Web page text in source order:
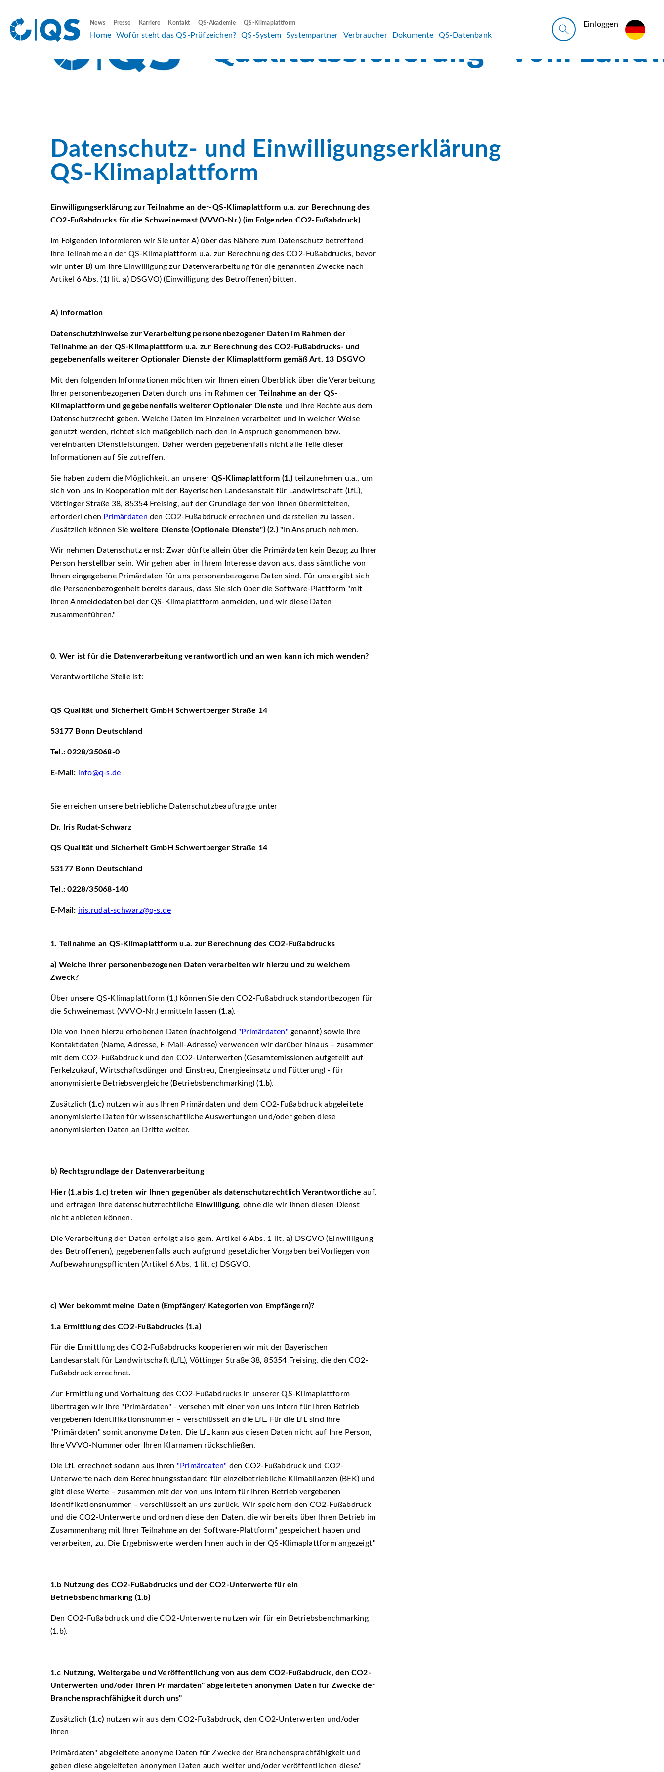
News Presse Karriere Kontakt QS-Akademie QS-Klimaplattform
Home Wofür steht das QS-Prüfzeichen? QS-System Systempartner Verbraucher Dokumente QS-Datenbank
Ein­log­gen
Datenschutz- und Einwilligungserklärung
QS-Klimaplattform
Einwilligungserklärung zur Teilnahme an der-QS-Klimaplattform u.a. zur Berechnung des
CO2-Fußabdrucks für die Schweinemast (VVVO-Nr.) (im Folgenden CO2-Fußabdruck)
Im Folgenden informieren wir Sie unter A) über das Nähere zum Datenschutz betreffend
Ihre Teilnahme an der QS-Klimaplattform u.a. zur Berechnung des CO2-Fußabdrucks, bevor
wir unter B) um Ihre Einwilligung zur Datenverarbeitung für die genannten Zwecke nach
Artikel 6 Abs. (1) lit. a) DSGVO) (Einwilligung des Betroffenen) bitten.
A) Information
Datenschutzhinweise zur Verarbeitung personenbezogener Daten im Rahmen der
Teilnahme an der QS-Klimaplattform u.a. zur Berechnung des CO2-Fußabdrucks- und
gegebenenfalls weiterer Optionaler Dienste der Klimaplattform gemäß Art. 13 DSGVO
Mit den folgenden Informationen möchten wir Ihnen einen Überblick über die Verarbeitung
Ihrer personenbezogenen Daten durch uns im Rahmen der Teilnahme an der QS-
Klimaplattform und gegebenenfalls weiterer Optionaler Dienste und Ihre Rechte aus dem
Datenschutzrecht geben. Welche Daten im Einzelnen verarbeitet und in welcher Weise
genutzt werden, richtet sich maßgeblich nach den in Anspruch genommenen bzw.
vereinbarten Dienstleistungen. Daher werden gegebenenfalls nicht alle Teile dieser
Informationen auf Sie zutreffen.
Sie haben zudem die Möglichkeit, an unserer QS-Klimaplattform (1.) teilzunehmen u.a., um
sich von uns in Kooperation mit der Bayerischen Landesanstalt für Landwirtschaft (LfL),
Vöttinger Straße 38, 85354 Freising, auf der Grundlage der von Ihnen übermittelten,
erforderlichen Primärdaten den CO2-Fußabdruck errechnen und darstellen zu lassen.
Zusätzlich können Sie weitere Dienste (Optionale Dienste ) (2.) in Anspruch nehmen.
Wir nehmen Datenschutz ernst: Zwar dürfte allein über die Primärdaten kein Bezug zu Ihrer
Person herstellbar sein. Wir gehen aber in Ihrem Interesse davon aus, dass sämtliche von
Ihnen eingegebene Primärdaten für uns personenbezogene Daten sind. Für uns ergibt sich
die Personenbezogenheit bereits daraus, dass Sie sich über die Software-Plattform
mit
Ihren Anmeldedaten bei der QS-Klimaplattform anmelden, und wir diese Daten
zusammenführen.
0. Wer ist für die Datenverarbeitung verantwortlich und an wen kann ich mich wenden?
Verantwortliche Stelle ist:
QS Qualität und Sicherheit GmbH Schwertberger Straße 14
53177 Bonn Deutschland
Tel.: 0228/35068-0
E-Mail: info@q-s.de
Sie erreichen unsere betriebliche Datenschutzbeauftragte unter
Dr. Iris Rudat-Schwarz
QS Qualität und Sicherheit GmbH Schwertberger Straße 14
53177 Bonn Deutschland
Tel.: 0228/35068-140
E-Mail: iris.rudat-schwarz@q-s.de
1. Teilnahme an QS-Klimaplattform u.a. zur Berechnung des CO2-Fußabdrucks
a) Welche Ihrer personenbezogenen Daten verarbeiten wir hierzu und zu welchem
Zweck?
Über unsere QS-Klimaplattform (1.) können Sie den CO2-Fußabdruck standortbezogen für
die Schweinemast (VVVO-Nr.) ermitteln lassen (1.a).
Die von Ihnen hierzu erhobenen Daten (nachfolgend "Primärdaten" genannt) sowie Ihre
Kontaktdaten (Name, Adresse, E-Mail-Adresse) verwenden wir darüber hinaus – zusammen
mit dem CO2-Fußabdruck und den CO2-Unterwerten (Gesamtemissionen aufgeteilt auf
Ferkelzukauf, Wirtschaftsdünger und Einstreu, Energieeinsatz und Fütterung) - für
anonymisierte Betriebsvergleiche (Betriebsbenchmarking) (1.b).
Zusätzlich(1.c) nutzen wir aus Ihren Primärdaten und dem CO2-Fußabdruck abgeleitete
anonymisierte Daten für wissenschaftliche Auswertungen und/oder geben diese
anonymisierten Daten an Dritte weiter.
b) Rechtsgrundlage der Datenverarbeitung
Hier (1.a bis 1.c) treten wir Ihnen gegenüber als datenschutzrechtlich Verantwortlicheauf.
und erfragen Ihre datenschutzrechtliche Einwilligung, ohne die wir Ihnen diesen Dienst
nicht anbieten können.
Die Verarbeitung der Daten erfolgt also gem. Artikel 6 Abs. 1 lit. a) DSGVO (Einwilligung
des Betroffenen), gegebenenfalls auch aufgrund gesetzlicher Vorgaben bei Vorliegen von
Aufbewahrungspflichten (Artikel 6 Abs. 1 lit. c) DSGVO.
c) Wer bekommt meine Daten (Empfänger/ Kategorien von Empfängern)?
1.a Ermittlung des CO2-Fußabdrucks (1.a)
Für die Ermittlung des CO2-Fußabdrucks kooperieren wir mit der Bayerischen
Landesanstalt für Landwirtschaft (LfL), Vöttinger Straße 38, 85354 Freising, die den CO2-
Fußabdruck errechnet.
Zur Ermittlung und Vorhaltung des CO2-Fußabdrucks in unserer QS-Klimaplattform
übertragen wir Ihre
Primärdaten
- versehen mit einer von uns intern für Ihren Betrieb
vergebenen Identifikationsnummer – verschlüsselt an die LfL. Für die LfL sind Ihre
Primärdaten
somit anonyme Daten. Die LfL kann aus diesen Daten nicht auf Ihre Person,
Ihre VVVO-Nummer oder Ihren Klarnamen rückschließen.
Die LfL errechnet sodann aus Ihren "Primärdaten" den CO2-Fußabdruck und CO2-
Unterwerte nach dem Berechnungsstandard für einzelbetriebliche Klimabilanzen (BEK) und
gibt diese Werte – zusammen mit der von uns intern für Ihren Betrieb vergebenen
Identifikationsnummer – verschlüsselt an uns zurück. Wir speichern den CO2-Fußabdruck
und die CO2-Unterwerte und ordnen diese den Daten, die wir bereits über Ihren Betrieb im
Zusammenhang mit Ihrer Teilnahme an der Software-Plattform
gespeichert haben und
verarbeiten, zu. Die Ergebniswerte werden Ihnen auch in der QS-Klimaplattform angezeigt.
1.b Nutzung des CO2-Fußabdrucks und der CO2-Unterwerte für ein
Betriebsbenchmarking (1.b)
Den CO2-Fußabdruck und die CO2-Unterwerte nutzen wir für ein Betriebsbenchmarking
(1.b).
1.c Nutzung, Weitergabe und Veröffentlichung von aus dem CO2-Fußabdruck, den CO2-
Unterwerten und/oder Ihren Primärdaten
abgeleiteten anonymen Daten für Zwecke der
Branchensprachfähigkeit durch uns
Zusätzlich(1.c) nutzen wir aus dem CO2-Fußabdruck, den CO2-Unterwerten und/oder
Ihren
Primärdaten
abgeleitete anonyme Daten für Zwecke der Branchensprachfähigkeit und
geben diese abgeleiteten anonymen Daten auch weiter und/oder veröffentlichen diese.